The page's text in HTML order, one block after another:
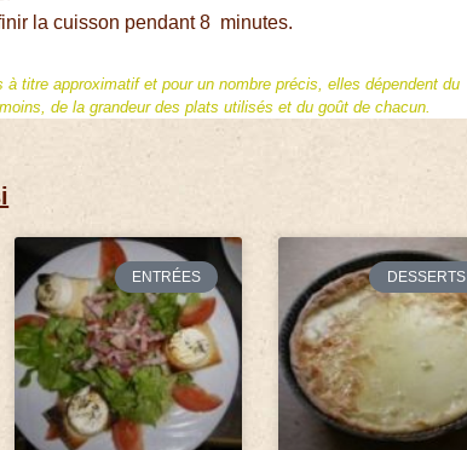
la cuisson pendant 8 minutes.
titre approximatif et pour un nombre précis, elles dépendent du
de la grandeur des plats utilisés et du goût de chacun.
ENTRÉES DESSERTS